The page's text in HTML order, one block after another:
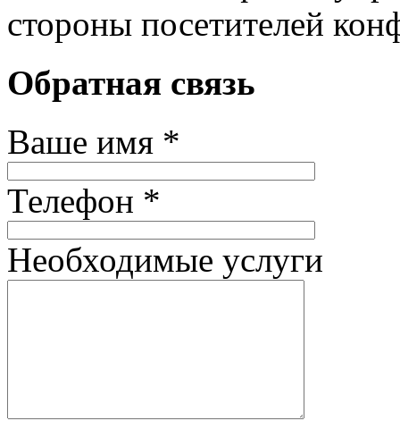
стороны посетителей
Обратная связь
Ваше имя *
Телефон *
Необходимые услуги